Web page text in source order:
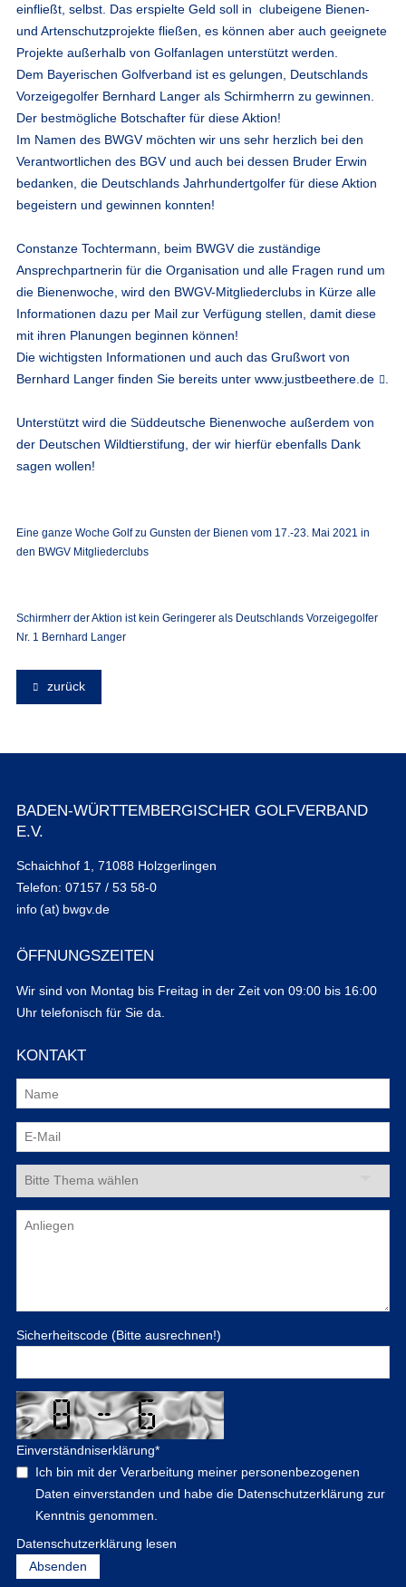
einfließt, selbst. Das erspielte Geld soll in clubeigene Bienen-
und Artenschutzprojekte fließen, es können aber auch geeignete
Projekte außerhalb von Golfanlagen unterstützt werden.
Dem Bayerischen Golfverband ist es gelungen, Deutschlands
Vorzeigegolfer Bernhard Langer als Schirmherrn zu gewinnen.
Der bestmögliche Botschafter für diese Aktion!
Im Namen des BWGV möchten wir uns sehr herzlich bei den
Verantwortlichen des BGV und auch bei dessen Bruder Erwin
bedanken, die Deutschlands Jahrhundertgolfer für diese Aktion
begeistern und gewinnen konnten!
Constanze Tochtermann, beim BWGV die zuständige
Ansprechpartnerin für die Organisation und alle Fragen rund um
die Bienenwoche, wird den BWGV-Mitgliederclubs in Kürze alle
Informationen dazu per Mail zur Verfügung stellen, damit diese
mit ihren Planungen beginnen können!
Die wichtigsten Informationen und auch das Grußwort von
Bernhard Langer finden Sie bereits unter www.justbeethere.de
Unterstützt wird die Süddeutsche Bienenwoche außerdem von
der Deutschen Wildtierstifung, der wir hierfür ebenfalls Dank
sagen wollen!
Eine ganze Woche Golf zu Gunsten der Bienen vom 17.-23. Mai 2021 in
den BWGV Mitgliederclubs
Schirmherr der Aktion ist kein Geringerer als Deutschlands Vorzeigegolfer
Nr. 1 Bernhard Langer
zurück
BADEN-WÜRTTEMBERGISCHER GOLFVERBAND
E.V.
Schaichhof 1, 71088 Holzgerlingen
Telefon: 07157 / 53 58-0
info (at) bwgv.de
ÖFFNUNGSZEITEN
Wir sind von Montag bis Freitag in der Zeit von 09:00 bis 16:00
Uhr telefonisch für Sie da.
KONTAKT
Sicherheitscode (Bitte ausrechnen!)
Einverständniserklärung*
Ich bin mit der Verarbeitung meiner personenbezogenen
Daten einverstanden und habe die Datenschutzerklärung zur
Kenntnis genommen.
Datenschutzerklärung lesen